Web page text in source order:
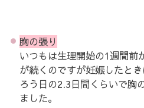
胸の張り
いつもは生理開始の1週間前
が続くのですが妊娠したと
ろう日の2.3日間くらいで胸
ました。